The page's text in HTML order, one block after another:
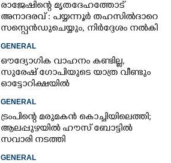
രാജേഷിന്റെ മൃതദേഹത്തോട്
അനാദരവ് : പയ്യന്നൂർ തഹസിൽദാറെ
സസ്പെൻഡുചെയ്യും, നിർദ്ദേശം നൽകി
മന്ത്രി
GENERAL
ഔദ്യോഗിക വാഹനം കണ്ടില്ല,
സുരേഷ് ഗോപിയുടെ യാത്ര വീണ്ടും
ഓട്ടോറിക്ഷയിൽ
GENERAL
ട്രംപിന്റെ മരുമകൻ കൊച്ചിയിലെത്തി;
ആലപ്പുഴയിൽ ഹൗസ് ബോട്ടിൽ
സവാരി നടത്തി
GENERAL